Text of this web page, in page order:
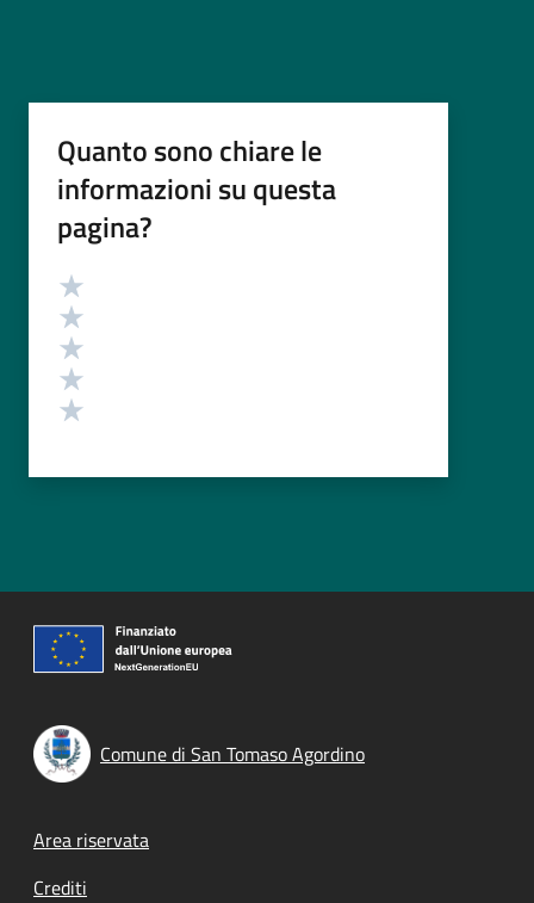
Quanto sono chiare le
informazioni su questa
pagina?
Valutazione
Comune di San Tomaso Agordino
Footer menu
Area riservata
Crediti